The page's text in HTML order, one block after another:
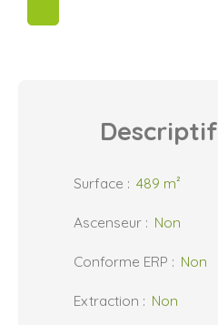
Descriptif
Surface : 489 m²
Ascenseur : Non
Conforme ERP : Non
Extraction : Non